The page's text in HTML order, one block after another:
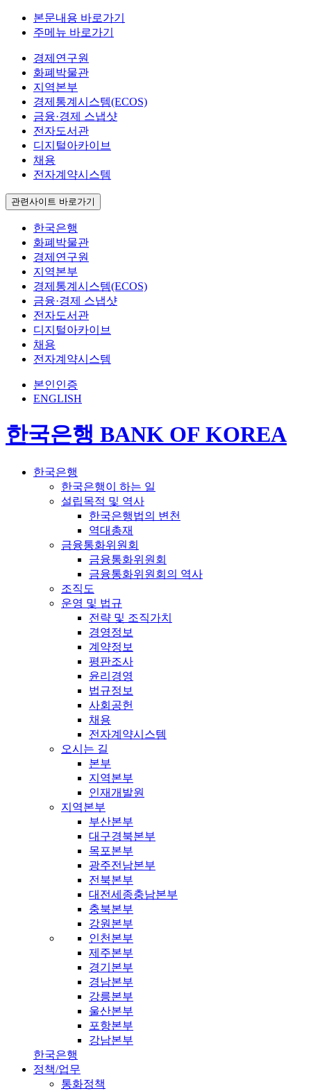
본문내용 바로가기
주메뉴 바로가기
경제연구원
화폐박물관
지역본부
경제통계시스템(ECOS)
금융·경제 스냅샷
전자도서관
디지털아카이브
채용
전자계약시스템
관련사이트 바로가기
한국은행
화폐박물관
경제연구원
지역본부
경제통계시스템(ECOS)
금융·경제 스냅샷
전자도서관
디지털아카이브
채용
전자계약시스템
본인인증
ENGLISH
한국은행 BANK OF KOREA
한국은행
한국은행이 하는 일
설립목적 및 역사
한국은행법의 변천
역대총재
금융통화위원회
금융통화위원회
금융통화위원회의 역사
조직도
운영 및 법규
전략 및 조직가치
경영정보
계약정보
평판조사
윤리경영
법규정보
사회공헌
채용
전자계약시스템
오시는 길
본부
지역본부
인재개발원
지역본부
부산본부
대구경북본부
목포본부
광주전남본부
전북본부
대전세종충남본부
충북본부
강원본부
인천본부
제주본부
경기본부
경남본부
강릉본부
울산본부
포항본부
강남본부
한국은행
정책/업무
통화정책